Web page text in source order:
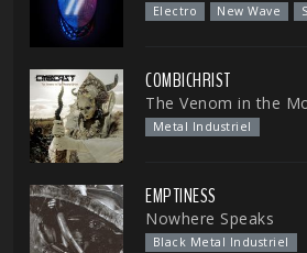
Electro New Wave
COMBICHRIST
The Venom in the
Metal Industriel
EMPTINESS
Nowhere Speaks
Black Metal Industriel